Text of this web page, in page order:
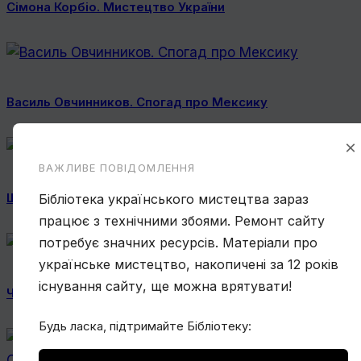
Сімона Корбіо. Мистецтво України
Василь Овчинников. Спогад про Мексику
Ще один учень Нарбута і його «Енеїда»
Чому Віктор Замирайло український художник?
×
ВАЖЛИВЕ ПОВІДОМЛЕННЯ
Бібліотека українського мистецтва зараз
працює з технічними збоями. Ремонт сайту
потребує значних ресурсів. Матеріали про
українське мистецтво, накопичені за 12 років
існування сайту, ще можна врятувати!
Будь ласка, підтримайте Бібліотеку: